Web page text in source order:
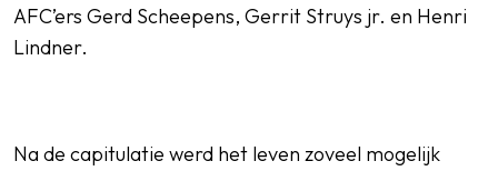
AFC’ers Gerd Scheepens, Gerrit Struys jr. en Henri
Lindner.
Na de capitulatie werd het leven zoveel mogelijk